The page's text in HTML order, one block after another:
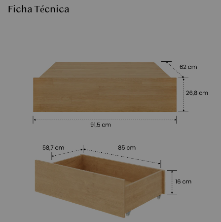
Ficha Técnica